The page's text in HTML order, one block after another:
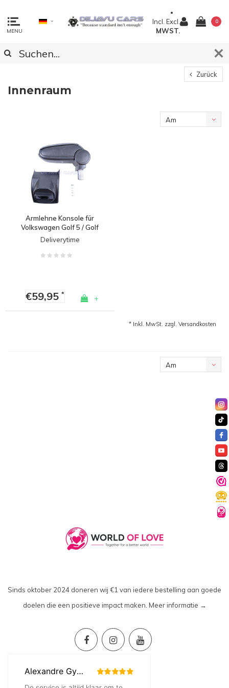
MENU
Incl. Excl.
MWST.
0
Zurück
Innenraum
Am
Armlehne Konsole für
Volkswagen Golf 5 / Golf
6 / EOS / Jetta / Scirocco
Deliverytime
€59,95* +
* Inkl. MwSt. zzgl. Versandkosten
Am
Sinds oktober 2024 doneren wij €1 van iedere bestelling aan goede
doelen die een positieve impact maken. Meer informatie →